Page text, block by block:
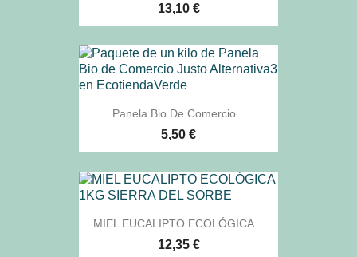
13,10 €
Panela Bio De Comercio...
5,50 €
MIEL EUCALIPTO ECOLÓGICA...
12,35 €